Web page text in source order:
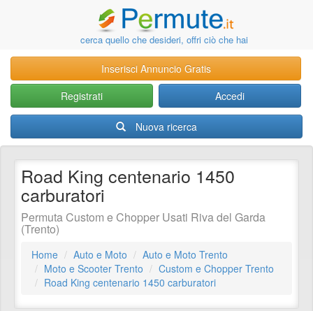
cerca quello che desideri, offri ciò che hai
Inserisci Annuncio Gratis
Registrati
Accedi
Nuova ricerca
Road King centenario 1450
carburatori
Permuta Custom e Chopper Usati Riva del Garda
(Trento)
Home Auto e Moto
Auto e Moto Trento
Moto e Scooter Trento
Custom e Chopper Trento
Road King centenario 1450 carburatori